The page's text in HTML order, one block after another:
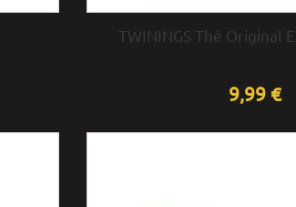
TWININGS Thé Original
9,99 €